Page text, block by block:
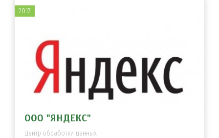
ООО "ЯНДЕКС"
Центр обработки данных
2017